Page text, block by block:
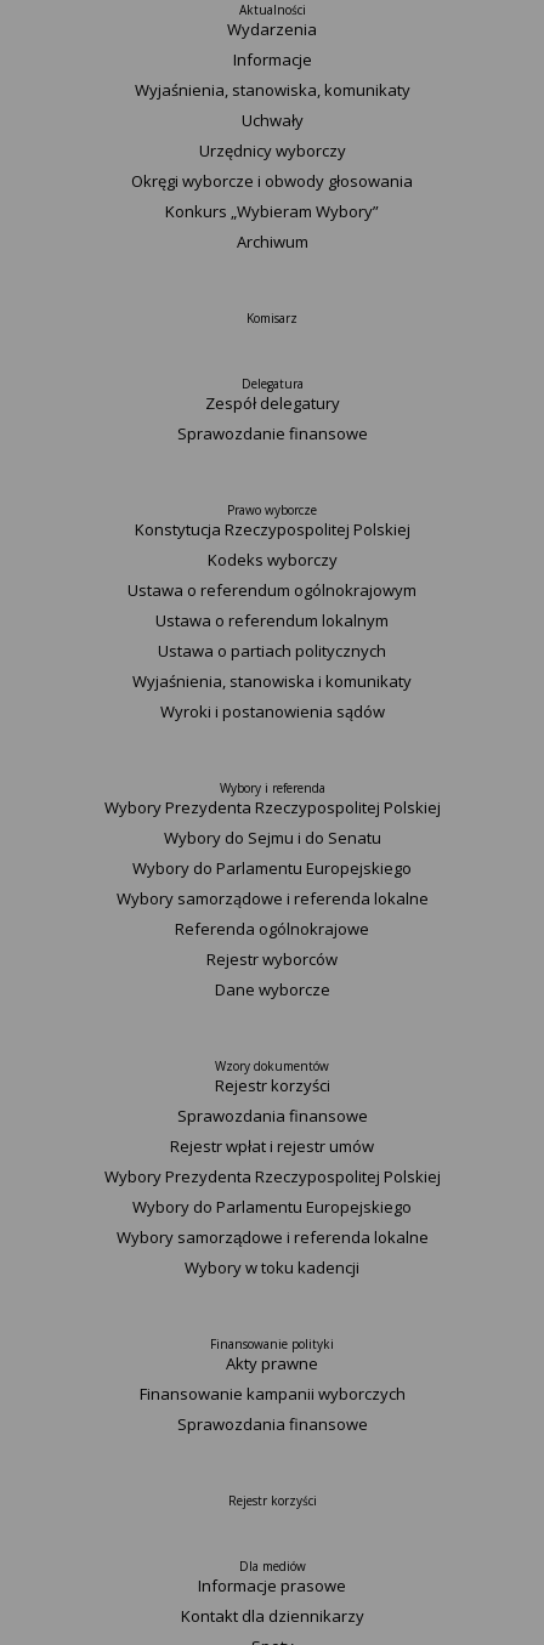
Aktualności
Wydarzenia
Informacje
Wyjaśnienia, stanowiska, komunikaty
Uchwały
Urzędnicy wyborczy
Okręgi wyborcze i obwody głosowania
Konkurs „Wybieram Wybory”
Archiwum
Komisarz
Delegatura
Zespół delegatury
Sprawozdanie finansowe
Prawo wyborcze
Konstytucja Rzeczypospolitej Polskiej​
Kodeks wyborczy
Ustawa o referendum ogólnokrajowym
Ustawa o referendum lokalnym
Ustawa o partiach politycznych
Wyjaśnienia, stanowiska i komunikaty
Wyroki i postanowienia sądów
Wybory i referenda
Wybory Prezydenta Rzeczypospolitej Polskiej
Wybory do Sejmu i do Senatu
Wybory do Parlamentu Europejskiego
Wybory samorządowe i referenda lokalne
Referenda ogólnokrajowe
Rejestr wyborców
Dane wyborcze
Wzory dokumentów
Rejestr korzyści
Sprawozdania finansowe
Rejestr wpłat i rejestr umów
Wybory Prezydenta Rzeczypospolitej Polskiej
Wybory do Parlamentu Europejskiego
Wybory samorządowe i referenda lokalne
Wybory w toku kadencji
Finansowanie polityki
Akty prawne
Finansowanie kampanii wyborczych
Sprawozdania finansowe
Rejestr korzyści
Dla mediów
Informacje prasowe
Kontakt dla dziennikarzy